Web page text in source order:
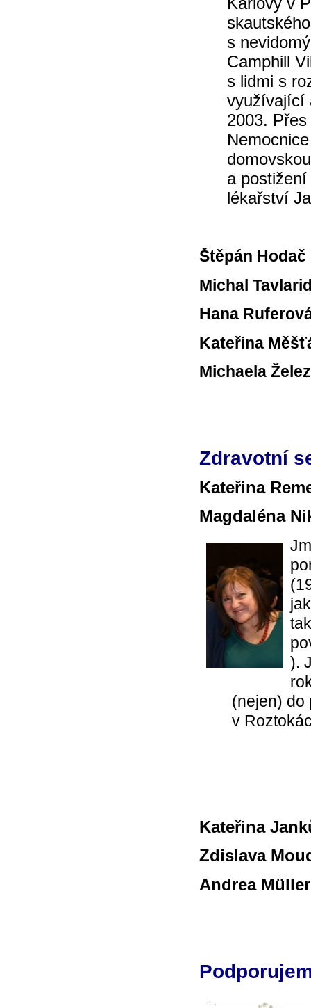
s
Camphill
s lidmi s
využívající
2003.
a
lékařství
Štěpán Hodač
Michal
Hana
Kateřina
Michaela
Zdravotní
Kateřina
Magdaléna
).
(nejen) do
v
Kateřina
Zdislava
Andrea